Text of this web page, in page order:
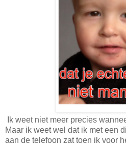
Ik weet niet meer precies
Maar ik weet wel dat ik met een
aan de telefoon zat toen ik voor